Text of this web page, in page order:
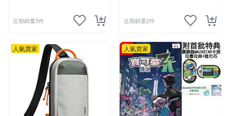
近期銷量3件 近期銷量2件
人氣賣家 人氣賣家